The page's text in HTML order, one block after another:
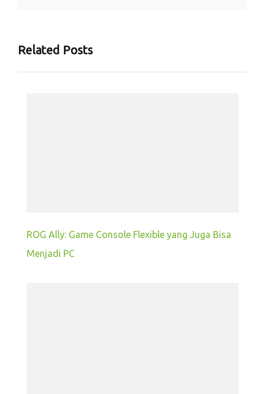
Related Posts
ROG Ally: Game Console Flexible yang Juga Bisa
Menjadi PC